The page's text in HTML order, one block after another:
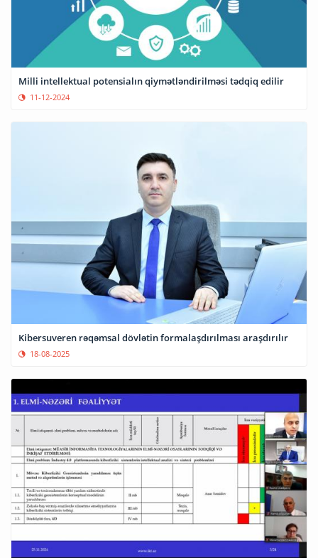
Milli intellektual potensialın qiymətləndirilməsi tədqiq edilir
11-12-2024
Kibersuveren rəqəmsal dövlətin formalaşdırılması araşdırılır
18-08-2025